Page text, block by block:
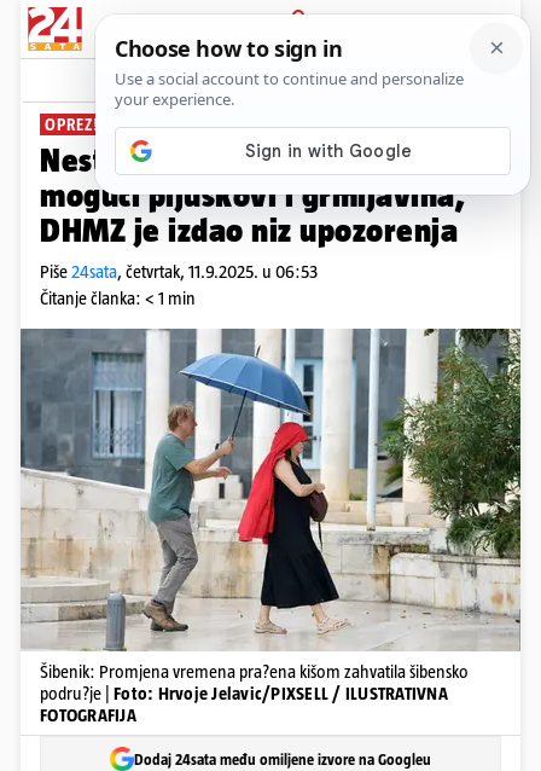
PRIJAVA
News Komentari
OPREZ!
Nestabilno vrijeme: I dalje su
mogući pljuskovi i grmljavina,
DHMZ je izdao niz upozorenja
Piše24sata, četvrtak, 11.9.2025. u 06:53
Čitanje članka: < 1 min
Šibenik: Promjena vremena pra?ena kišom zahvatila šibensko
podru?je | Foto: Hrvoje Jelavic/PIXSELL / ILUSTRATIVNA
FOTOGRAFIJA
Dodaj 24sata među omiljene izvore na Googleu